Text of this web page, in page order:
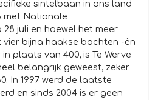
sintelbaan in ons land
met Nationale
juli en hoewel het meer
vier bijna haakse bochten -én
in plaats van 400, is Te Werve
belangrijk geweest, zeker
In 1997 werd de laatste
en sinds 2004 is er geen